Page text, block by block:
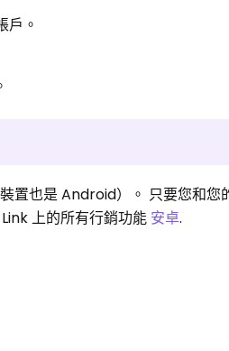
戶。
置也是 Android）。 只要您和您
上的所有行銷功能 安卓.